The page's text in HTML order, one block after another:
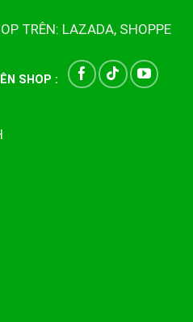
TRÊN: LAZADA, SHOPPE
SHOP :